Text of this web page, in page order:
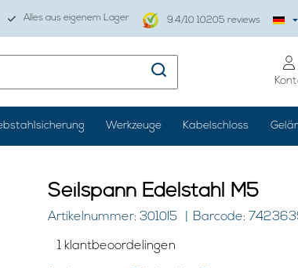
Alles aus eigenem Lager 9.4/10 10205 reviews
Werkzeuge Kabelschloss
Seilspann Edelstahl M5
Artikelnummer: 3010I5 Barcode:
1 klantbeoordelingen